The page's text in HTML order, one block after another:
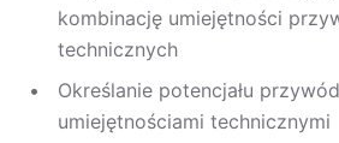
kombinację umiejętności
technicznych
Określanie potencjału
umiejętnościami technicznymi